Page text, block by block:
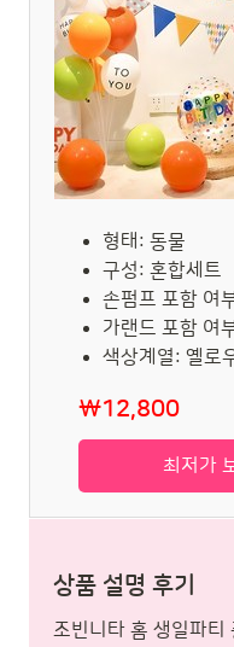
형태: 동물
구성: 혼합세트
손펌프 포함 여
가랜드 포함 여
색상계열: 옐로
₩12,800
최저가
상품 설명 후기
조빈니타 홈 생일파티